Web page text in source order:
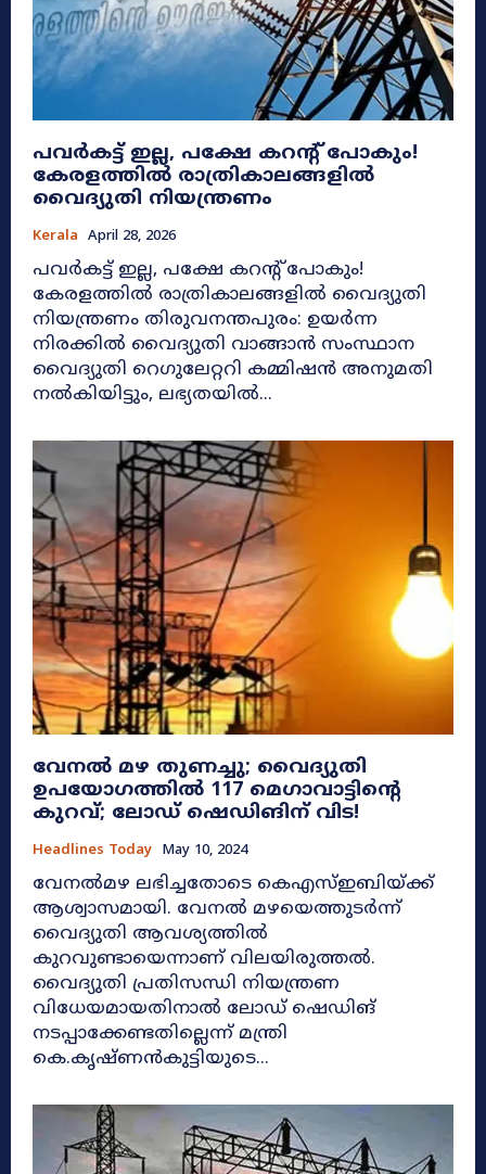
പവർകട്ട് ഇല്ല, പക്ഷേ കറന്റ് പോകും!
കേരളത്തിൽ രാത്രികാലങ്ങളിൽ
വൈദ്യുതി നിയന്ത്രണം
Kerala April 28, 2026
പവർകട്ട് ഇല്ല, പക്ഷേ കറന്റ് പോകും!
കേരളത്തിൽ രാത്രികാലങ്ങളിൽ വൈദ്യുതി
നിയന്ത്രണം തിരുവനന്തപുരം: ഉയർന്ന
നിരക്കിൽ വൈദ്യുതി വാങ്ങാൻ സംസ്ഥാന
വൈദ്യുതി റെഗുലേറ്ററി കമ്മിഷൻ അനുമതി
നൽകിയിട്ടും, ലഭ്യതയിൽ...
വേനൽ മഴ തുണച്ചു; വൈദ്യുതി
ഉപയോഗത്തിൽ 117 മെഗാവാട്ടിന്റെ
കുറവ്; ലോഡ് ഷെഡിങിന് വിട!
Headlines Today May 10, 2024
വേനൽമഴ ലഭിച്ചതോടെ കെഎസ്ഇബിയ്ക്ക്
ആശ്വാസമായി. വേനൽ മഴയെത്തുടർന്ന്
വൈദ്യുതി ആവശ്യത്തിൽ
കുറവുണ്ടായെന്നാണ് വിലയിരുത്തൽ.
വൈദ്യുതി പ്രതിസന്ധി നിയന്ത്രണ
വിധേയമായതിനാൽ ലോഡ് ഷെഡിങ്
നടപ്പാക്കേണ്ടതില്ലെന്ന് മന്ത്രി
കെ.കൃഷ്ണൻകുട്ടിയുടെ...